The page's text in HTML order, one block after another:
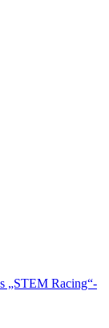
„STEM Racing“-